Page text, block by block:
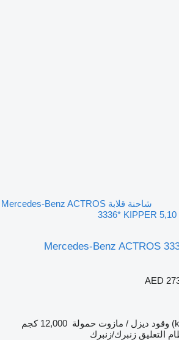
شاحنة قلابة Mercedes-Benz ACTROS
3336* KIPPER
Mercedes-Benz ACTROS
AED
وقود ديزل / مازوت حمولة 12,000 كجم
التعليق زنبرك/زنبرك